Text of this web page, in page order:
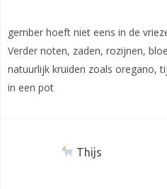
gember hoeft niet eens in de
Verder noten, zaden, rozijnen,
natuurlijk kruiden zoals oregano,
in een pot
Thijs